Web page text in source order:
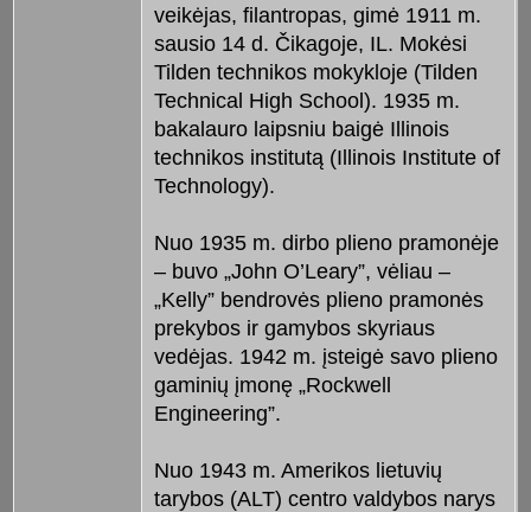
veikėjas, filantropas, gimė 1911 m.
sausio 14 d. Čikagoje, IL. Mokėsi
Tilden technikos mokykloje (Tilden
Technical High School). 1935 m.
bakalauro laipsniu baigė Illinois
technikos institutą (Illinois Institute of
Technology).
Nuo 1935 m. dirbo plieno pramonėje
– buvo „John O’Leary”, vėliau –
„Kelly” bendrovės plieno pramonės
prekybos ir gamybos skyriaus
vedėjas. 1942 m. įsteigė savo plieno
gaminių įmonę „Rockwell
Engineering”.
Nuo 1943 m. Amerikos lietuvių
tarybos (ALT) centro valdybos narys